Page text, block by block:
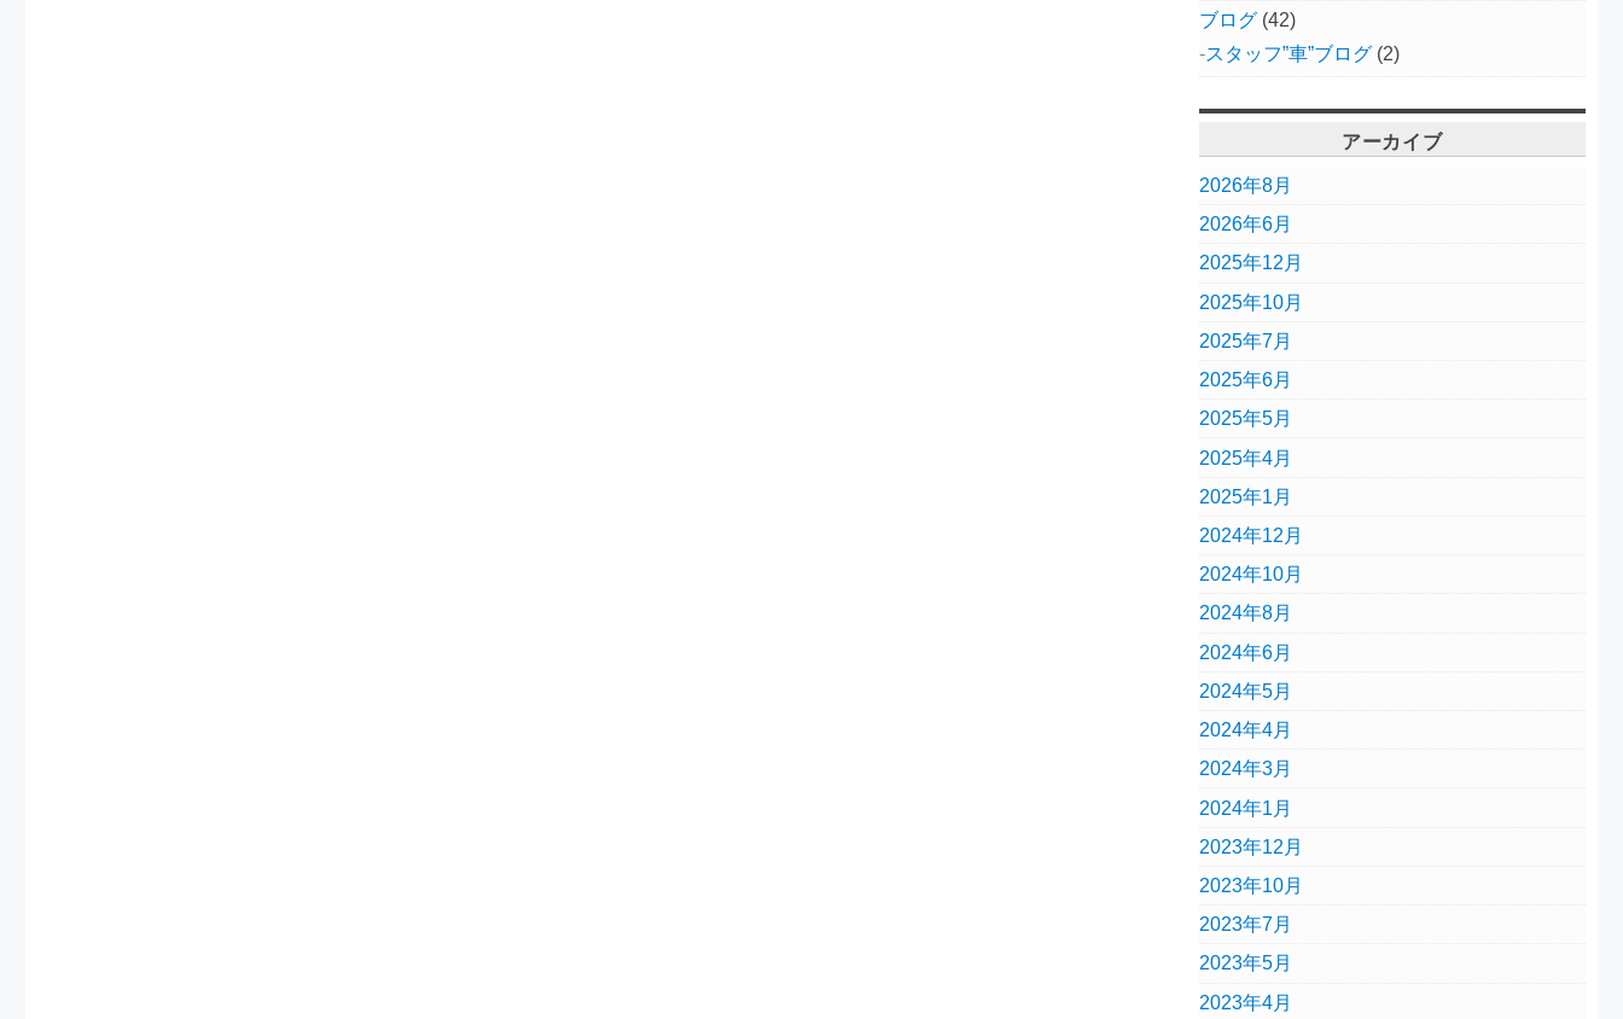
ブログ(42)
スタッフ”車”ブログ(2)
アーカイブ
2026年8月
2026年6月
2025年12月
2025年10月
2025年7月
2025年6月
2025年5月
2025年4月
2025年1月
2024年12月
2024年10月
2024年8月
2024年6月
2024年5月
2024年4月
2024年3月
2024年1月
2023年12月
2023年10月
2023年7月
2023年5月
2023年4月